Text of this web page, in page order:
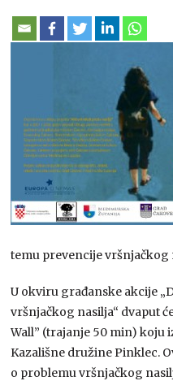
temu prevencije vršnjačkog
U okviru građanske akcije
vršnjačkog nasilja“ dvaput
Wall” (trajanje 50 min) koju
Kazališne družine Pinklec.
o problemu vršnjačkog